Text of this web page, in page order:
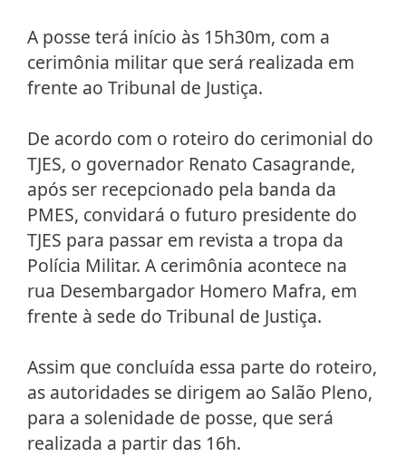
A posse terá início às 15h30m, com a
cerimônia militar que será realizada em
frente ao Tribunal de Justiça.
De acordo com o roteiro do cerimonial do
TJES, o governador Renato Casagrande,
após ser recepcionado pela banda da
PMES, convidará o futuro presidente do
TJES para passar em revista a tropa da
Polícia Militar. A cerimônia acontece na
rua Desembargador Homero Mafra, em
frente à sede do Tribunal de Justiça.
Assim que concluída essa parte do roteiro,
as autoridades se dirigem ao Salão Pleno,
para a solenidade de posse, que será
realizada a partir das 16h.